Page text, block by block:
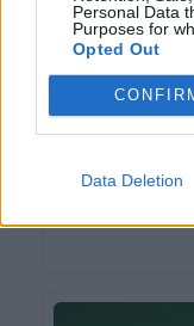
Personal Data
Purposes for
Opted Out
Data Deletion